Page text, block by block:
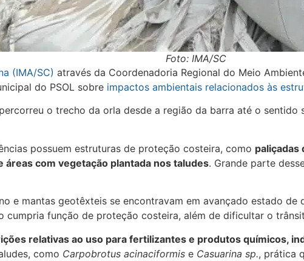
Foto: IMA/SC
(IMA/SC) através da Coordenadoria Regional do Meio
do PSOL sobre impactos ambientais relacionados às
o trecho da orla desde a região da barra até o sentido
possuem estruturas de proteção costeira, como paliçadas
com vegetação plantada nos taludes. Grande parte
e mantas geotêxteis se encontravam em avançado estado
função de proteção costeira, além de dificultar o
relativas ao uso para fertilizantes e produtos químicos,
como Carpobrotus acinaciformis e Casuarina sp., prática